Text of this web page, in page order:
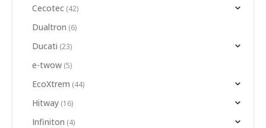
Cecotec (42)
Dualtron (6)
Ducati (23)
e-twow (5)
EcoXtrem (44)
Hitway (16)
Infiniton (4)